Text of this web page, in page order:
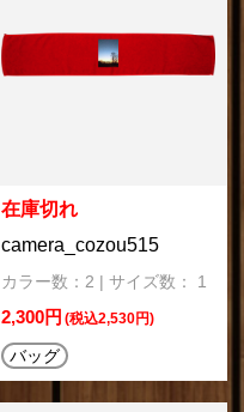
在庫切れ
camera_cozou515
カラー数：2 | サイズ数： 1
2,300円 (税込2,530円)
バッグ